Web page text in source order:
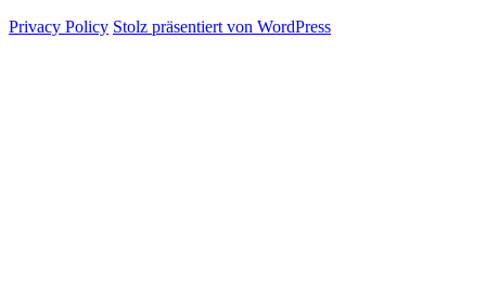
Privacy Policy Stolz präsentiert von WordPress